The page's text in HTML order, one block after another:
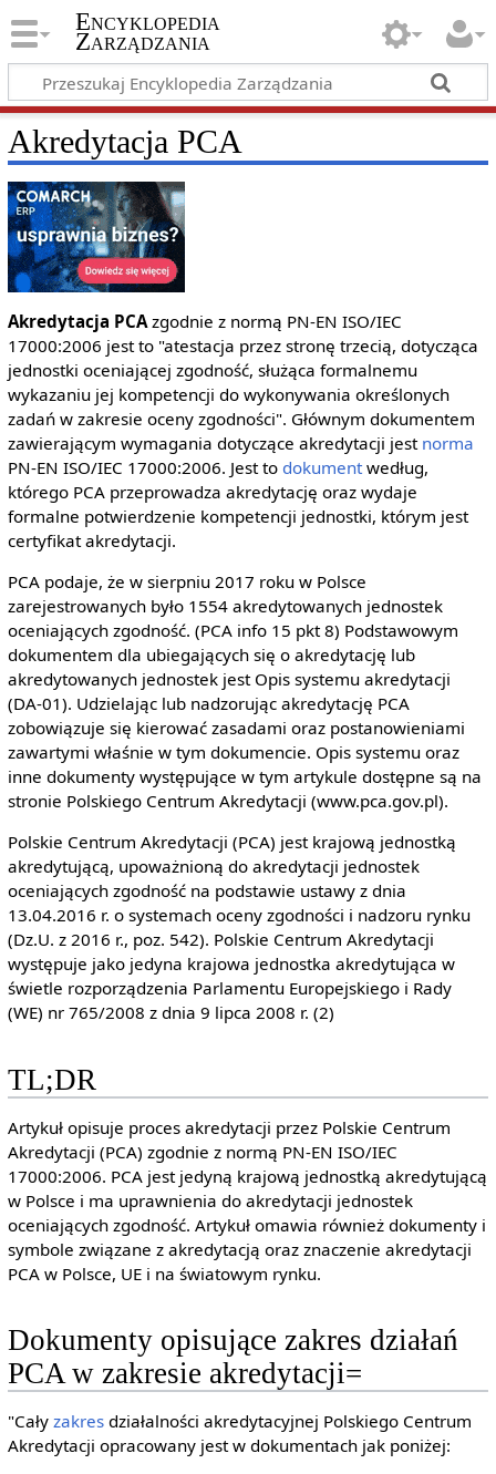
Encyklopedia
Zarządzania
Akredytacja PCA
Akredytacja PCAzgodnie z normą PN-EN ISO/IEC
17000:2006 jest to "atestacja przez stronę trzecią, dotycząca
jednostki oceniającej zgodność, służąca formalnemu
wykazaniu jej kompetencji do wykonywania określonych
zadań w zakresie oceny zgodności". Głównym dokumentem
zawierającym wymagania dotyczące akredytacji jest norma
PN-EN ISO/IEC 17000:2006. Jest to dokumentwedług,
którego PCA przeprowadza akredytację oraz wydaje
formalne potwierdzenie kompetencji jednostki, którym jest
certyfikat akredytacji.
PCA podaje, że w sierpniu 2017 roku w Polsce
zarejestrowanych było 1554 akredytowanych jednostek
oceniających zgodność. (PCA info 15 pkt 8) Podstawowym
dokumentem dla ubiegających się o akredytację lub
akredytowanych jednostek jest Opis systemu akredytacji
(DA-01). Udzielając lub nadzorując akredytację PCA
zobowiązuje się kierować zasadami oraz postanowieniami
zawartymi właśnie w tym dokumencie. Opis systemu oraz
inne dokumenty występujące w tym artykule dostępne są na
stronie Polskiego Centrum Akredytacji (www.pca.gov.pl).
Polskie Centrum Akredytacji (PCA) jest krajową jednostką
akredytującą, upoważnioną do akredytacji jednostek
oceniających zgodność na podstawie ustawy z dnia
13.04.2016 r. o systemach oceny zgodności i nadzoru rynku
(Dz.U. z 2016 r., poz. 542). Polskie Centrum Akredytacji
występuje jako jedyna krajowa jednostka akredytująca w
świetle rozporządzenia Parlamentu Europejskiego i Rady
(WE) nr 765/2008 z dnia 9 lipca 2008 r. (2)
TL;DR
Artykuł opisuje proces akredytacji przez Polskie Centrum
Akredytacji (PCA) zgodnie z normą PN-EN ISO/IEC
17000:2006. PCA jest jedyną krajową jednostką akredytującą
w Polsce i ma uprawnienia do akredytacji jednostek
oceniających zgodność. Artykuł omawia również dokumenty i
symbole związane z akredytacją oraz znaczenie akredytacji
PCA w Polsce, UE i na światowym rynku.
Dokumenty opisujące zakres działań
PCA w zakresie akredytacji=
"Cały zakresdziałalności akredytacyjnej Polskiego Centrum
Akredytacji opracowany jest w dokumentach jak poniżej: